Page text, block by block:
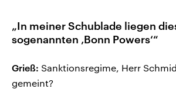
„In meiner Schublade liegen
sogenannten ‚Bonn Powers‘“
Grieß: Sanktionsregime, Herr
gemeint?